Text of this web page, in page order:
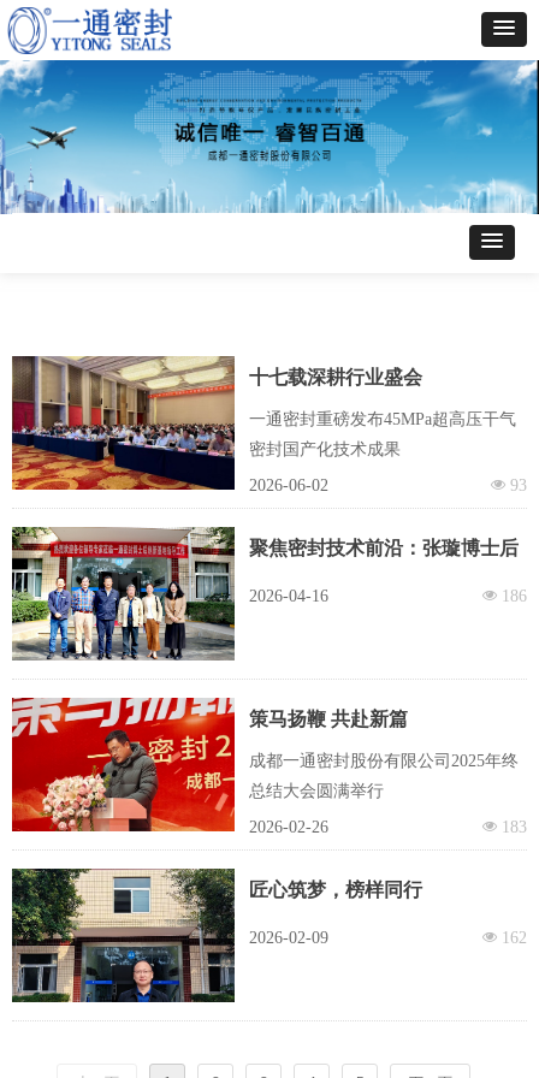
十七载深耕行业盛会
一通密封重磅发布45MPa超高压干气
密封国产化技术成果
넶 93
2026-06-02
聚焦密封技术前沿：张璇博士后
以丰硕成果通过出站答辩 넶 186
2026-04-16
策马扬鞭 共赴新篇
成都一通密封股份有限公司2025年终
总结大会圆满举行
넶 183
2026-02-26
匠心筑梦，榜样同行
넶 162
2026-02-09